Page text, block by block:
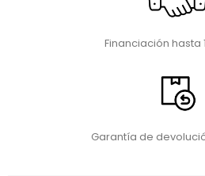
Financiación hasta
Garantía de